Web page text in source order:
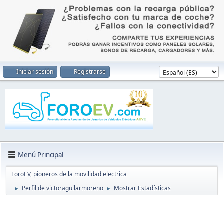
Iniciar sesión Registrarse
Menú Principal
ForoEV, pioneros de la movilidad electrica
► Perfil de victoraguilarmoreno ► Mostrar Estadísticas